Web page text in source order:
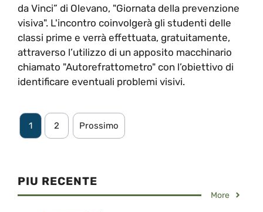
da Vinci” di Olevano, "Giornata della prevenzione
visiva". L'incontro coinvolgerà gli studenti delle
classi prime e verrà effettuata, gratuitamente,
attraverso l’utilizzo di un apposito macchinario
chiamato "Autorefrattometro" con l’obiettivo di
identificare eventuali problemi visivi.
1 2 Prossimo
PIU RECENTE
More